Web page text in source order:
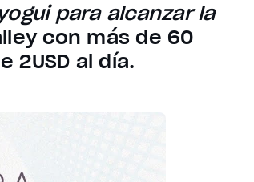
para alcanzar la
con más de 60
2USD al día.